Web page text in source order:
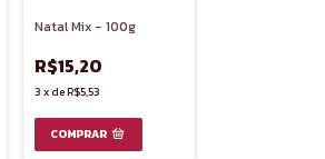
Natal Mix - 100g
R$15,20
3 xdeR$5,53